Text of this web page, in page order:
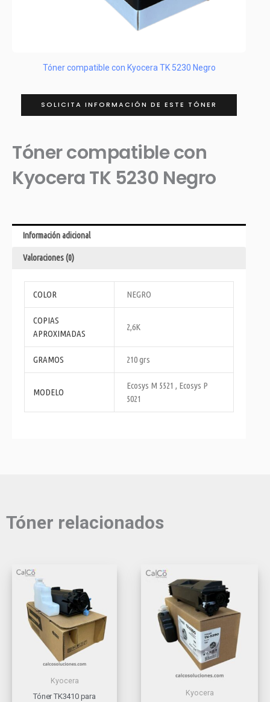
Tóner compatible con Kyocera TK 5230 Negro
SOLICITA INFORMACIÓN DE ESTE TÓNER
Tóner compatible con
Kyocera TK 5230 Negro
Información adicional
Valoraciones (0)
COLOR NEGRO
COPIAS
APROXIMADAS
2,6K
GRAMOS 210 grs
MODELO
Ecosys M 5521 , Ecosys P
5021
Tóner relacionados
Kyocera
Tóner TK3410 para
Kyocera